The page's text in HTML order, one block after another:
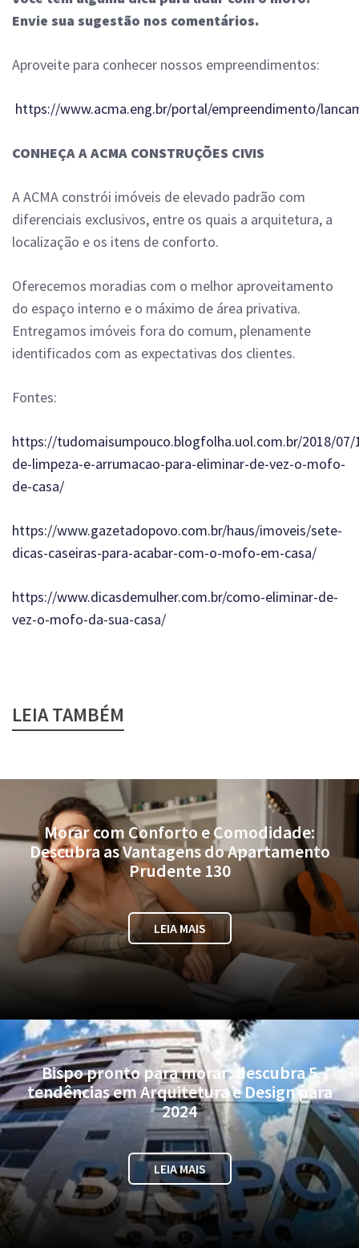
Envie sua sugestão nos comentários.
Aproveite para conhecer nossos empreendimentos:
https://www.acma.eng.br/portal/empreendimento/
CONHEÇA A ACMA CONSTRUÇÕES CIVIS
A ACMA constrói imóveis de elevado padrão com
diferenciais exclusivos, entre os quais a arquitetura, a
localização e os itens de conforto.
Oferecemos moradias com o melhor aproveitamento
do espaço interno e o máximo de área privativa.
Entregamos imóveis fora do comum, plenamente
identificados com as expectativas dos clientes.
Fontes:
https://tudomaisumpouco.blogfolha.uol.com.br/2018/
de-limpeza-e-arrumacao-para-eliminar-de-vez-o-mofo-
de-casa/
https://www.gazetadopovo.com.br/haus/imoveis/sete-
dicas-caseiras-para-acabar-com-o-mofo-em-casa/
https://www.dicasdemulher.com.br/como-eliminar-de-
vez-o-mofo-da-sua-casa/
LEIA TAMBÉM
Morar com Conforto e Comodidade:
Descubra as Vantagens do Apartamento
Prudente 130
LEIA MAIS
Bispo pronto para morar: descubra 5
tendências em Arquitetura e Design para
2024
LEIA MAIS